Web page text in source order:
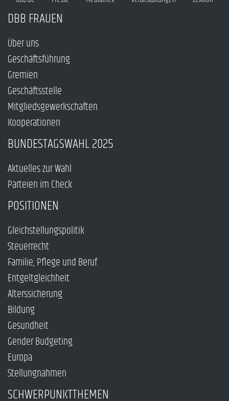
DBB FRAUEN
Über uns
Geschäftsführung
Gremien
Geschäftsstelle
Mitgliedsgewerkschaften
Kooperationen
BUNDESTAGSWAHL 2025
Aktuelles zur Wahl
Parteien im Check
POSITIONEN
Gleichstellungspolitik
Steuerrecht
Familie, Pflege und Beruf
Entgeltgleichheit
Alterssicherung
Bildung
Gesundheit
Gender Budgeting
Europa
Stellungnahmen
SCHWERPUNKTTHEMEN